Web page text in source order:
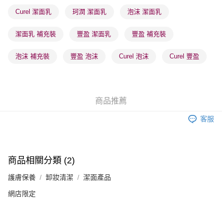
物流公司進行物流配送
澳門地區配送 - 確認發貨後1-4個工作天送達
Curel 潔面乳 珂潤 潔面乳 泡沫 潔面乳
潔面乳 補充裝 豐盈 潔面乳 豐盈 補充裝
泡沫 補充裝 豐盈 泡沫 Curel 泡沫 Curel 豐盈
商品推薦
客服
商品相關分類 (2)
護膚保養 卸妝清潔 潔面產品
網店限定